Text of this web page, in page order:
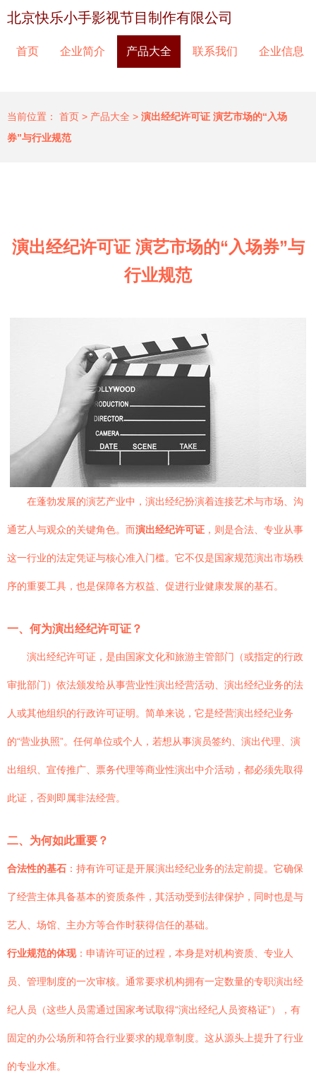
北京快乐小手影视节目制作有限公司
首页 企业简介 产品大全 联系我们 企业信息
当前位置： 首页 > 产品大全 > 演出经纪许可证 演艺市场的“入场
券”与行业规范
演出经纪许可证 演艺市场的“入场券”与
行业规范
在蓬勃发展的演艺产业中，演出经纪扮演着连接艺术与市场、沟
通艺人与观众的关键角色。而演出经纪许可证 ，则是合法、专业从事
这一行业的法定凭证与核心准入门槛。它不仅是国家规范演出市场秩
序的重要工具，也是保障各方权益、促进行业健康发展的基石。
一、何为演出经纪许可证？
演出经纪许可证，是由国家文化和旅游主管部门（或指定的行政
审批部门）依法颁发给从事营业性演出经营活动、演出经纪业务的法
人或其他组织的行政许可证明。简单来说，它是经营演出经纪业务
的“营业执照”。任何单位或个人，若想从事演员签约、演出代理、演
出组织、宣传推广、票务代理等商业性演出中介活动，都必须先取得
此证，否则即属非法经营。
二、为何如此重要？
合法性的基石 ：持有许可证是开展演出经纪业务的法定前提。它确保
了经营主体具备基本的资质条件，其活动受到法律保护，同时也是与
艺人、场馆、主办方等合作时获得信任的基础。
行业规范的体现：申请许可证的过程，本身是对机构资质、专业人
员、管理制度的一次审核。通常要求机构拥有一定数量的专职演出经
纪人员（这些人员需通过国家考试取得“演出经纪人员资格证”），有
固定的办公场所和符合行业要求的规章制度。这从源头上提升了行业
的专业水准。